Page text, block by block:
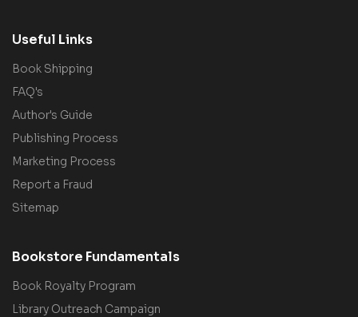
Useful Links
Book Shipping
FAQ's
Author's Guide
Publishing Process
Marketing Process
Report a Fraud
Sitemap
Bookstore Fundamentals
Book Royalty Program
Library Outreach Campaign